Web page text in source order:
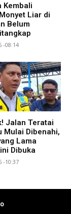
Kembali
Liar di
Belum
-08:14
Jalan Teratai
Mulai Dibenahi,
Lama
Dibuka
-10:37